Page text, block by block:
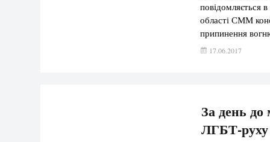
повідомляється
області СММ
припинення
попереднім
17.06.2017
За день до
ЛГБТ-руху